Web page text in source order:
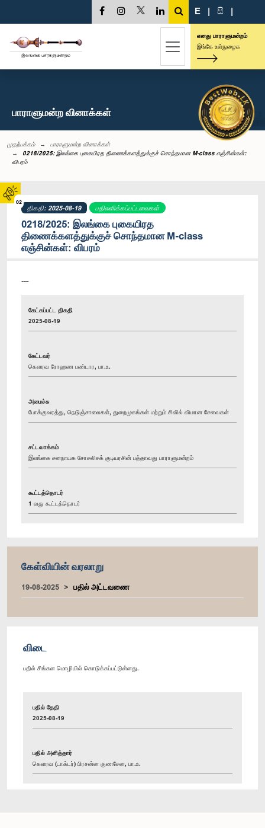
02
E | සි |
எனது பாராளுமன்றம்
இங்கே உள்நுழைக
பாராளுமன்ற வினாக்கள்
முதற்பக்கம்
பாராளுமன்ற வினாக்கள்
0218/2025: இலங்கை புகையிரத திணைக்களத்துக்குச் சொந்தமான M-class எஞ்சின்கள்:
விபரம்
திகதி: 2025-08-19 பதிலளிக்கப்பட்டவைகள்
0218/2025: இலங்கை புகையிரத
திணைக்களத்துக்குச் சொந்தமான M-class
எஞ்சின்கள்: விபரம்
----
கேட்கப்பட்ட திகதி
2025-08-19
கேட்டவர்
கௌரவ ரோஹண பண்டார, பா.உ.
அமைச்சு
போக்குவரத்து, நெடுஞ்சாலைகள், துறைமுகங்கள் மற்றும் சிவில் விமான சேவைகள்
சட்டவாக்கம்
இலங்கை சனநாயக சோசலிசக் குடியரசின் பத்தாவது பாராளுமன்றம்
கூட்டத்தொடர்
1 வது கூட்டத்தொடர்
கேள்வியின் வரலாறு
19-08-2025 பதில் அட்டவணை
விடை
பதில் சிங்கள மொழியில் கொடுக்கப்பட்டுள்ளது.
பதில் தேதி
2025-08-19
பதில் அளித்தார்
கௌரவ (டாக்டர்) பிரசன்ன குணசேன, பா.உ.